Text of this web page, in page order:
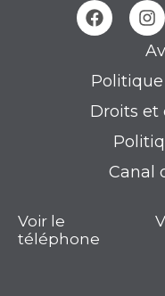
Droits et
Canal
Voir le
téléphone